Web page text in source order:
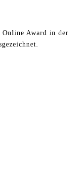
Online Award in der